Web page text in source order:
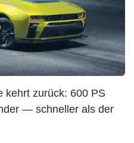
kehrt zurück: 600 PS
— schneller als der